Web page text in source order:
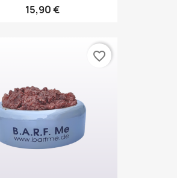
15,90 €
favorite_border